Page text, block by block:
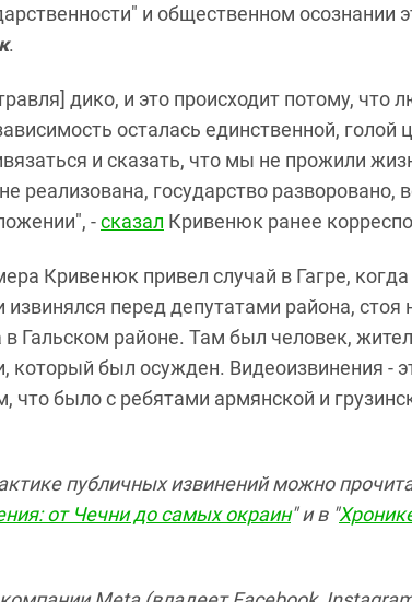
и общественном осознании
.
дико, и это происходит потому, что
осталась единственной, голой
и сказать, что мы не прожили
реализована, государство разворовано,
-сказал Кривенюк ранее
Кривенюк привел случай в Гагре,
извинялся перед депутатами района, стоя
Гальском районе. Там был человек,
который был осужден. Видеоизвинения -
что было с ребятами армянской и
публичных извинений можно
от Чечни до самых окраин" и в "